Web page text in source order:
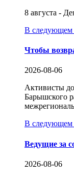
8 августа -
В следующем
Чтобы
2026-08-06
Активисты
Барышского
В следующем
Ведущие за
2026-08-06